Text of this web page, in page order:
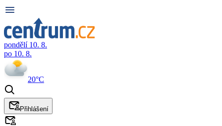
pondělí 10. 8.
po 10. 8.
20°C
Přihlášení